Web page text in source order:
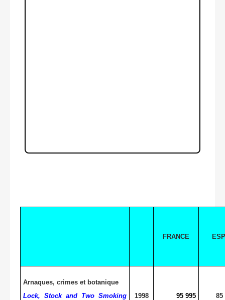
FRANCE ESP
Arnaques, crimes et botanique
Lock, Stock and Two Smoking
1998 95 995 85